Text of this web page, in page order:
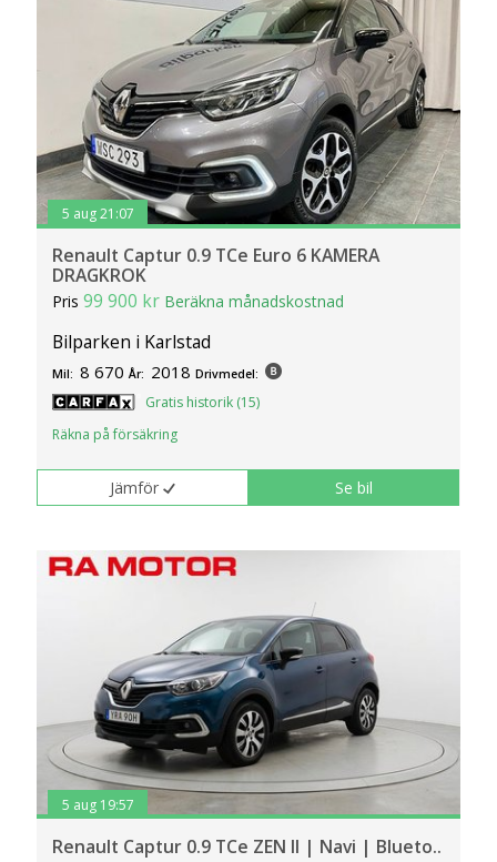
5 aug 21:07
Renault Captur 0.9 TCe Euro 6 KAMERA
DRAGKROK
Pris99 900 kr Beräkna månadskostnad
Bilparken i Karlstad
Mil: 8 670 År: 2018 Drivmedel:
Gratis historik (15)
Räkna på försäkring
Jämför Se bil
5 aug 19:57
Renault Captur 0.9 TCe ZEN II | Navi | Blueto..